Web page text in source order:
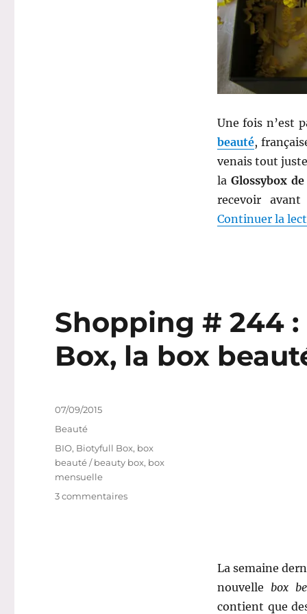
Une fois n’est
beauté,
venais tout
laGlossybox
recevoir
Continuer la
Shopping # 244
Box, la box
La semaine
nouvelle box
contient que
Publié
07/09/2015
Catégories
Beauté
Étiquettes
BIO, Biotyfull Box, box
beauté / beauty box, box
mensuelle
3 commentairessur